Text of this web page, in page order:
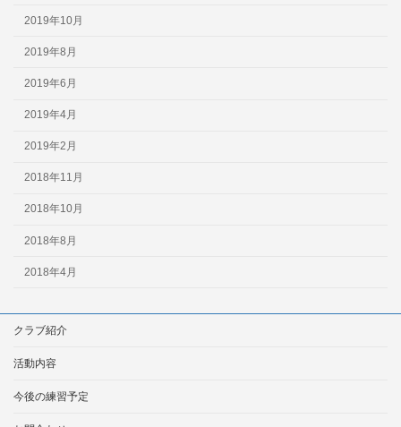
2019年10月
2019年8月
2019年6月
2019年4月
2019年2月
2018年11月
2018年10月
2018年8月
2018年4月
クラブ紹介
活動内容
今後の練習予定